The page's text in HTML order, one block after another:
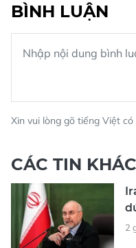
BÌNH LUẬN
Xin vui lòng gõ tiếng Việt có
CÁC TIN KHÁC
2